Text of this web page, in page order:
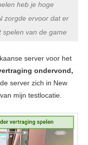
heb je hoge
zorgde ervoor dat er
spelen van de game
server voor het
ondervond,
server zich in New
mijn testlocatie.